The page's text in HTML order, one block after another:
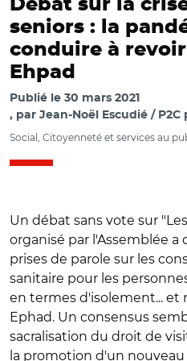
Débat sur la
seniors : la
conduire à
Ehpad
Publié le 30 mars 2021
par Jean-Noël Escudié / P2C
Social, Citoyenneté et services au
Un débat sans vote sur
organisé par l'Assemblée
prises de parole sur les
sanitaire pour les
en termes d'isolement...
Ephad. Un consensus
sacralisation du droit de
la promotion d'un